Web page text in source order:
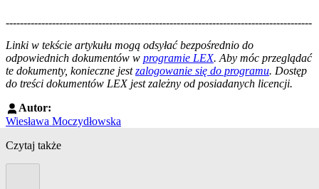
--------------------------------------------------------------------------------------
Linki w tekście artykułu mogą odsyłać bezpośrednio do
odpowiednich dokumentów w programie LEX. Aby móc przeglądać
te dokumenty, konieczne jestzalogowanie się do programu. Dostęp
do treści dokumentów LEX jest zależny od posiadanych licencji.
Autor:
Wiesława Moczydłowska
Czytaj także